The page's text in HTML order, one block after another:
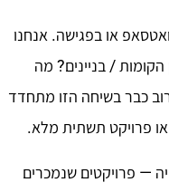
או בפגישה. אנחנו
/ בניינים? מה
כבר בשיחה הזו מתחדד
או פרויקט תשתית מלא.
— פרויקטים שנמכרים